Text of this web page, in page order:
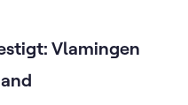
Vlamingen